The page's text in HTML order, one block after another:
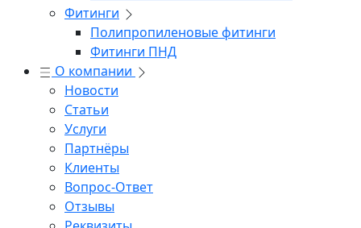
Фитинги
Полипропиленовые фитинги
Фитинги ПНД
О компании
Новости
Статьи
Услуги
Партнёры
Клиенты
Вопрос-Ответ
Отзывы